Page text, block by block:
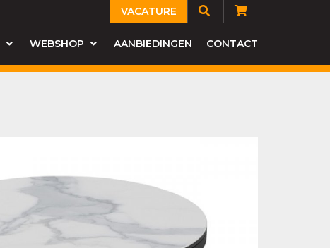
VACATURE
WEBSHOP AANBIEDINGEN CONTACT